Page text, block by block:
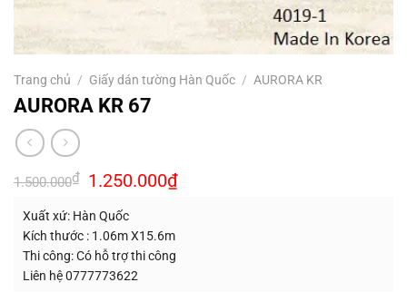
Trang chủ / Giấy dán tường Hàn Quốc / AURORA KR
AURORA KR 67
1.500.000₫ Giá
gốc
1.500.000₫.
1.250.000₫Giá
hiện
Xuất xứ: Hàn Quốc
Kích thước : 1.06m X15.6m
Thi công: Có hỗ trợ thi công
Liên hệ 0777773622